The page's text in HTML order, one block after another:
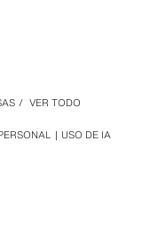
USO DE IA
/ VER TODO